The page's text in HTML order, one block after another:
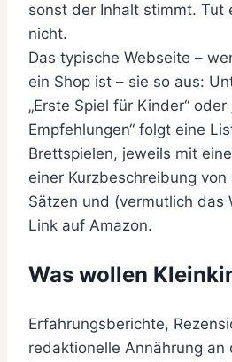
sonst der Inhalt stimmt. Tut
nicht.
Das typische Webseite –
ein Shop ist – sie so aus:
„Erste Spiel für Kinder“ oder
Empfehlungen“ folgt eine
Brettspielen, jeweils mit
einer Kurzbeschreibung
Sätzen und (vermutlich das
Link auf Amazon.
Was wollen
Erfahrungsberichte,
redaktionelle Annährung an